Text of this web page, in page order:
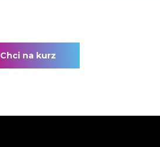
Chci na kurz